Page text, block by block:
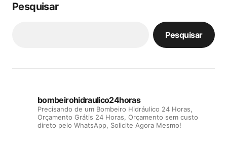
Pesquisar
Pesquisar
bombeirohidraulico24horas
Precisando de um Bombeiro Hidráulico 24 Horas,
Orçamento Grátis 24 Horas, Orçamento sem custo
direto pelo WhatsApp, Solicite Agora Mesmo!